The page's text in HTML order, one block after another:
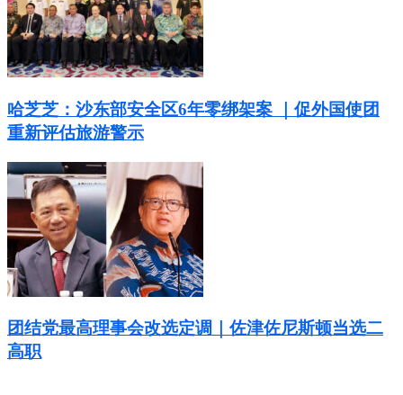
哈芝芝：沙东部安全区6年零绑架案 ｜促外国使团
重新评估旅游警示
团结党最高理事会改选定调｜佐津佐尼斯顿当选二
高职